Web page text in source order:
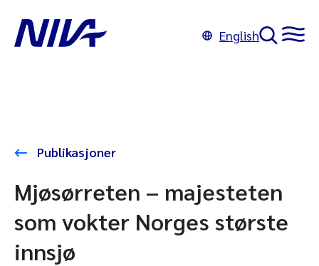
English
Publikasjoner
Mjøsørreten – majesteten
som vokter Norges største
innsjø